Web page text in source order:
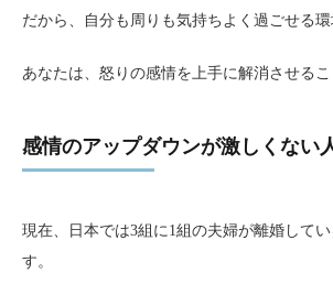
だから、自分も周りも気持ちよく過ごせる環
あなたは、怒りの感情を上手に解消させる
感情のアップダウンが激しくない
現在、日本では3組に1組の夫婦が離婚して
す。